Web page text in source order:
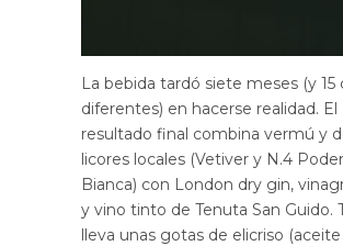
La bebida tardó siete meses (y 15
diferentes) en hacerse realidad. El
resultado final combina vermú y
licores locales (Vetiver y N.4
Bianca) con London dry gin,
y vino tinto de Tenuta San Guido.
lleva unas gotas de elicriso